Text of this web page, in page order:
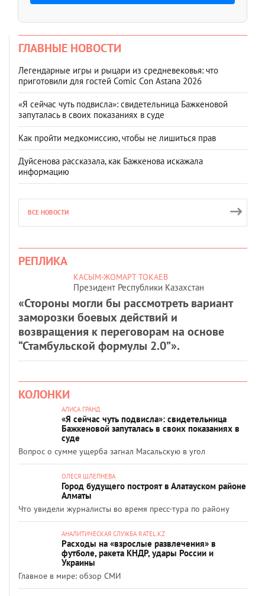
ГЛАВНЫЕ НОВОСТИ
Легендарные игры и рыцари из средневековья: что
приготовили для гостей Comic Con Astana 2026
«Я сейчас чуть подвисла»: свидетельница Бажкеновой
запуталась в своих показаниях в суде
Как пройти медкомиссию, чтобы не лишиться прав
Дуйсенова рассказала, как Бажкенова искажала
информацию
ВСЕ НОВОСТИ
РЕПЛИКА
КАСЫМ-ЖОМАРТ ТОКАЕВ
Президент Республики Казахстан
«Стороны могли бы рассмотреть вариант
заморозки боевых действий и
возвращения к переговорам на основе
“Стамбульской формулы 2.0”».
КОЛОНКИ
АЛИСА ГРАНД
«Я сейчас чуть подвисла»: свидетельница
Бажкеновой запуталась в своих показаниях в
суде
Вопрос о сумме ущерба загнал Масальскую в угол
ОЛЕСЯ ШЛЕПНЕВА
Город будущего построят в Алатауском районе
Алматы
Что увидели журналисты во время пресс-тура по району
АНАЛИТИЧЕСКАЯ СЛУЖБА RATEL.KZ
Расходы на «взрослые развлечения» в
футболе, ракета КНДР, удары России и
Украины
Главное в мире: обзор СМИ